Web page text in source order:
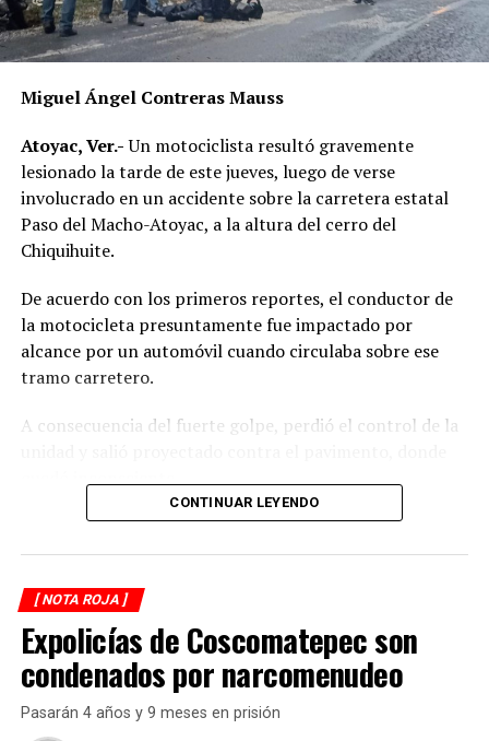
Miguel Ángel Contreras Mauss
Atoyac, Ver.-Un motociclista resultó gravemente
lesionado la tarde de este jueves, luego de verse
involucrado en un accidente sobre la carretera estatal
Paso del Macho-Atoyac, a la altura del cerro del
Chiquihuite.
De acuerdo con los primeros reportes, el conductor de
la motocicleta presuntamente fue impactado por
alcance por un automóvil cuando circulaba sobre ese
tramo carretero.
A consecuencia del fuerte golpe, perdió el control de la
Testigos del accidente solicitaron de inmediato el apoyo
de los cuerpos de emergencia al percatarse de que el
asfáltica, mientras otros automovilistas redujeron la
velocidad para evitar otro percance.
Al sitio arribaron paramédicos de Protección Civil de
Atoyac, quienes brindaron los primeros auxilios al
lesionado y, tras estabilizarlo, lo trasladaron de urgencia
CONTINUAR LEYENDO
[ NOTA ROJA ]
Expolicías de Coscomatepec son
condenados por narcomenudeo
Pasarán 4 años y 9 meses en prisión